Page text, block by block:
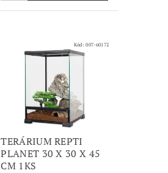
Kód:007-60172
TERÁRIUM REPTI
PLANET 30 X 30 X 45
CM 1KS